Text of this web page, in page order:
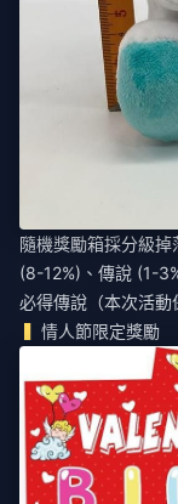
隨機獎勵箱採分級
(8-12%)、傳說 (1-
必得傳說（本次活
情人節限定獎勵